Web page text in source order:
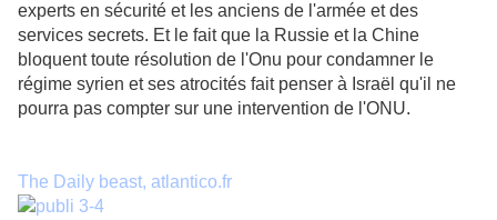
experts en sécurité et les anciens de l'armée et des
services secrets. Et le fait que la Russie et la Chine
bloquent toute résolution de l'Onu pour condamner le
régime syrien et ses atrocités fait penser à Israël qu'il ne
pourra pas compter sur une intervention de l'ONU.
The Daily beast, atlantico.fr